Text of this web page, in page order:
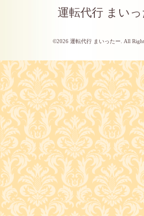
運転代行 まいっ
©2026 運転代行 まいったー . All